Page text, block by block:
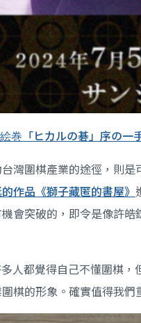
巻「ヒカルの碁」序の一
灣圍棋產業的途徑，則
作品《獅子藏匿的書屋》
會突破的，即令是像許
人都覺得自己不懂圍棋
棋的形象。確實值得我